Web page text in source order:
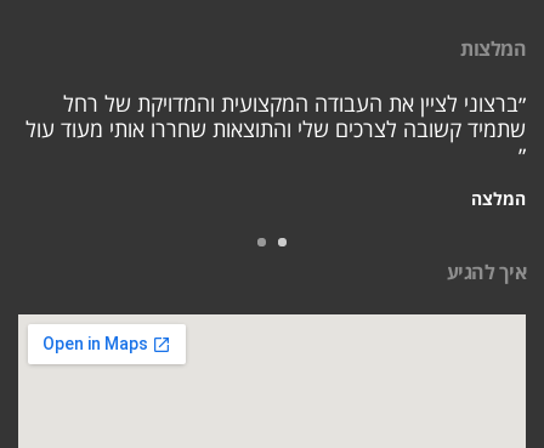
המלצות
״ברצוני לציין את העבודה המקצועית והמדויקת של רחל
שתמיד קשובה לצרכים שלי והתוצאות שחררו אותי מעוד עול
״
המלצה
איך להגיע